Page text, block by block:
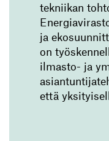
tekniikan
ja
on
ilmasto- ja
että